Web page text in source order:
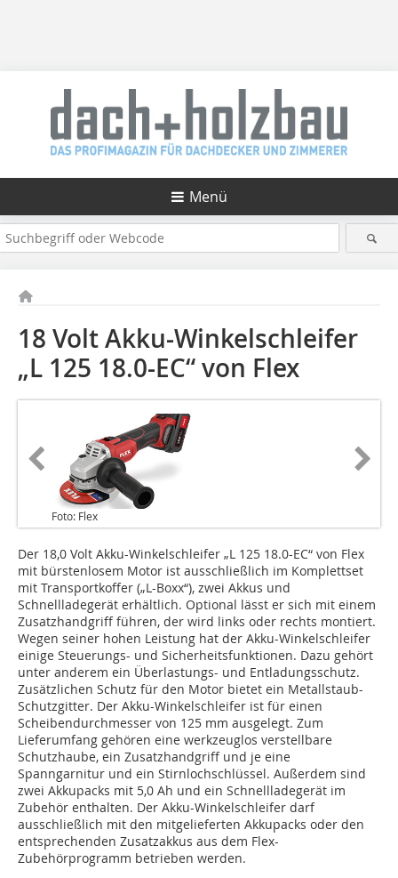
Menü
18 Volt Akku-Winkelschleifer
„L 125 18.0-EC“ von Flex
Foto: Flex
Der 18,0 Volt Akku-Winkelschleifer „L 125 18.0-EC“ von Flex
mit bürstenlosem Motor ist ausschließlich im Komplettset
mit Transportkoffer („L-Boxx“), zwei Akkus und
Schnellladegerät erhältlich. Optional lässt er sich mit einem
Zusatzhandgriff führen, der wird links oder rechts montiert.
Wegen seiner hohen Leistung hat der Akku-Winkelschleifer
einige Steuerungs- und Sicherheitsfunktionen. Dazu gehört
unter anderem ein Überlastungs- und Entladungsschutz.
Zusätzlichen Schutz für den Motor bietet ein Metallstaub-
Schutzgitter. Der Akku-Winkelschleifer ist für einen
Scheibendurchmesser von 125 mm ausgelegt. Zum
Lieferumfang gehören eine werkzeuglos verstellbare
Schutzhaube, ein Zusatzhandgriff und je eine
Spanngarnitur und ein Stirnlochschlüssel. Außerdem sind
zwei Akkupacks mit 5,0 Ah und ein Schnellladegerät im
Zubehör enthalten. Der Akku-Winkelschleifer darf
ausschließlich mit den mitgelieferten Akkupacks oder den
entsprechenden Zusatzakkus aus dem Flex-
Zubehörprogramm betrieben werden.